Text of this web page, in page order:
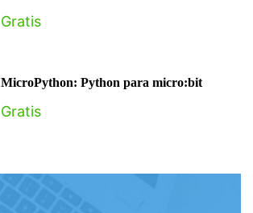
Gratis
MicroPython: Python para micro:bit
Gratis